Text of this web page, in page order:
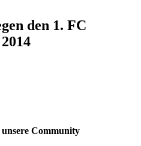
den 1. FC
Community